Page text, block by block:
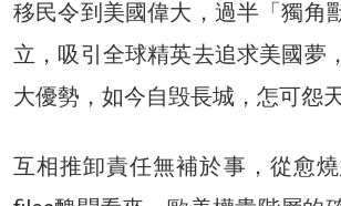
移民令到美國偉大，過半「獨角
立，吸引全球精英去追求美國夢
大優勢，如今自毁長城，怎可怨
互相推卸責任無補於事，從愈